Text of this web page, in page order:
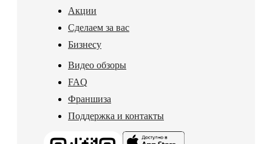
Акции
Сделаем за вас
Бизнесу
Видео обзоры
FAQ
Франшиза
Поддержка и контакты